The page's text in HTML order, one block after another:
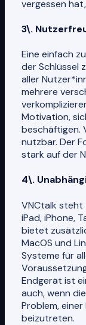
vergessen
3\.
Eine einfach
der Schlüssel
aller
mehrere
Motivation,
beschäftigen.
nutzbar. Der
stark auf der
4\.
VNCtalk steht
iPad, iPhone,
bietet
MacOS und
Systeme für
Endgerät ist
auch, wenn
Problem,
beizutreten.